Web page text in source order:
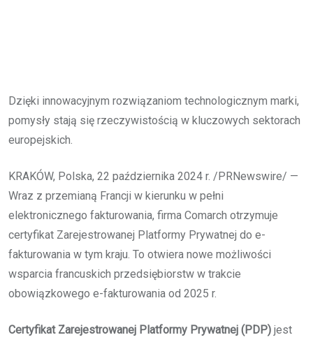
Dzięki innowacyjnym rozwiązaniom technologicznym marki,
pomysły stają się rzeczywistością w kluczowych sektorach
europejskich.
KRAKÓW, Polska, 22 października 2024 r. /PRNewswire/ —
Wraz z przemianą Francji w kierunku w pełni
elektronicznego fakturowania, firma Comarch otrzymuje
certyfikat Zarejestrowanej Platformy Prywatnej do e-
fakturowania w tym kraju. To otwiera nowe możliwości
wsparcia francuskich przedsiębiorstw w trakcie
obowiązkowego e-fakturowania od 2025 r.
Certyfikat Zarejestrowanej Platformy Prywatnej (PDP) jest